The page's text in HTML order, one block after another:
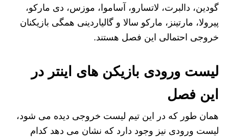
گودین، دالبرت، لاتسارو، آساموا، موزس، دی مارکو،
پیرولا، مارتینز، مارکو سالا و گالیاردینی همگی بازیکنان
خروجی احتمالی این فصل هستند.
لیست ورودی بازیکن های اینتر در
این فصل
همان طور که در این تیم لیست خروجی دیده می شود،
لیست ورودی نیز وجود دارد که نشان می دهد کدام